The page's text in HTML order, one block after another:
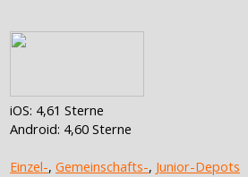
iOS: 4,61 Sterne
Android: 4,60 Sterne
Einzel-, Gemeinschafts-, Junior-Depots